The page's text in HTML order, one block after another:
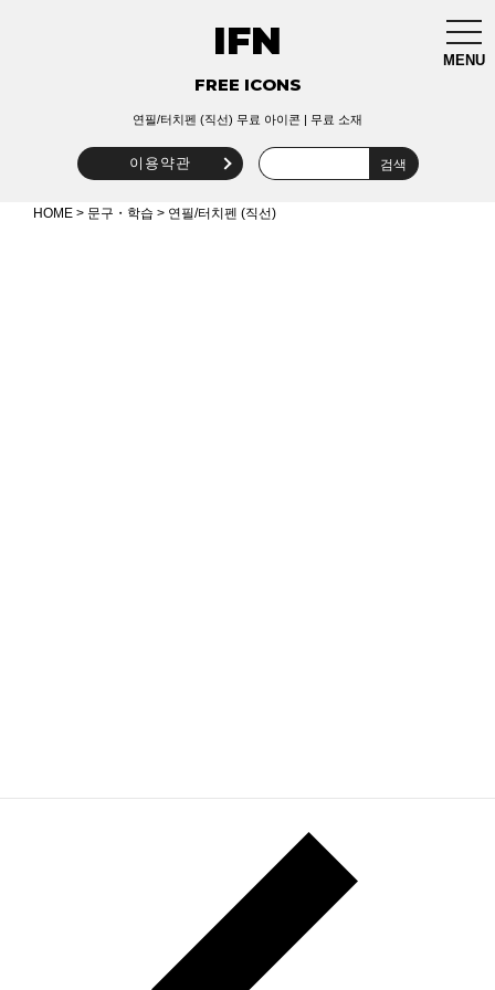
MENU
IFN
FREE ICONS
연필/터치펜 (직선) 무료 아이콘 | 무료 소재
이용약관
HOME > 문구・학습 > 연필/터치펜 (직선)